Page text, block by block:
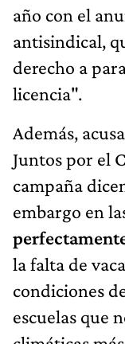
año con el
antisindical,
derecho a
licencia".
Además,
Juntos por el
campaña
embargo en
la falta de
condiciones
escuelas que